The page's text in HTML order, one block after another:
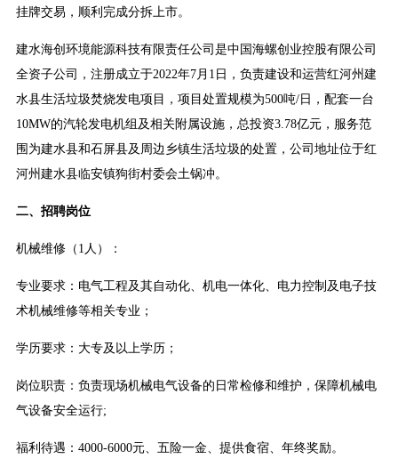
挂牌交易，顺利完成分拆上市。
建水海创环境能源科技有限责任公司是中国海螺创业控股有限公司
全资子公司，注册成立于2022年7月1日，负责建设和运营红河州建
水县生活垃圾焚烧发电项目，项目处置规模为500吨/日，配套一台
10MW的汽轮发电机组及相关附属设施，总投资3.78亿元，服务范
围为建水县和石屏县及周边乡镇生活垃圾的处置，公司地址位于红
河州建水县临安镇狗街村委会土锅冲。
二、招聘岗位
机械维修（1人）：
专业要求：电气工程及其自动化、机电一体化、电力控制及电子技
术机械维修等相关专业；
学历要求：大专及以上学历；
岗位职责：负责现场机械电气设备的日常检修和维护，保障机械电
气设备安全运行;
福利待遇：4000-6000元、五险一金、提供食宿、年终奖励。